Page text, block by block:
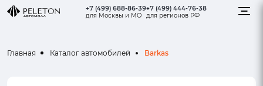
+7 (499) 688-86-39
для Москвы и МО
+7 (499) 444-76-38
для регионов РФ
Главная Каталог автомобилей Barkas